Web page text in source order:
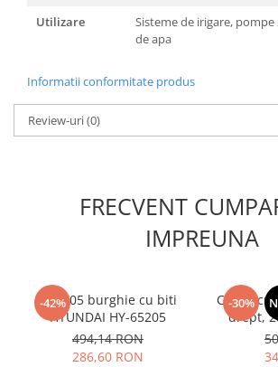
Masini de spalat vase
Motoburghiu/Foreza pamant
Pachete Incorporabile
Pirostrii & Arzatoare
Semanatoare,Plantatoare
Sobe pe gaz & electrice
Suflante & Aspiratoare
Aspiratoare
Utilizare
Sisteme de irigare,
de apa
Informatii conformitate produs
Review-uri(0)
FRECVENT
IMPREUNA
-42%
Set 205 burghie cu biti
HYUNDAI HY-65205
494,14 RON
286,60 RON
-30%
Cleste cu
drept,